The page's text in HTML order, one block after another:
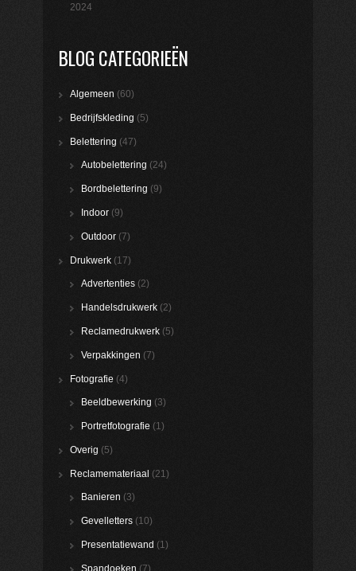
2024
BLOG CATEGORIEËN
Algemeen (60)
Bedrijfskleding (5)
Belettering (47)
Autobelettering (24)
Bordbelettering (9)
Indoor (9)
Outdoor (7)
Drukwerk (17)
Advertenties (2)
Handelsdrukwerk (2)
Reclamedrukwerk (5)
Verpakkingen (7)
Fotografie (4)
Beeldbewerking (3)
Portretfotografie (1)
Overig (5)
Reclamemateriaal (21)
Banieren (3)
Gevelletters (10)
Presentatiewand (1)
Spandoeken (7)